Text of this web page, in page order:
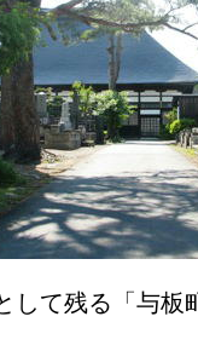
して残る「与板